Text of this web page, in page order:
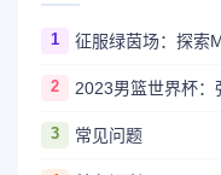
1 征服绿茵场：探索
2 2023男篮世界杯：
3 常见问题